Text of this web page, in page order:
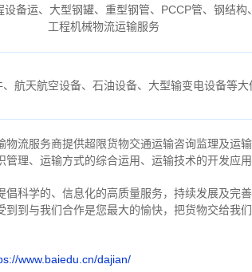
备运、大型钢罐、重型钢管、PCCP管、钢结
工程机械物流运输服务
航天航空设备、石油设备、大型输变电设备等大
流服务商提供超限货物交通运输咨询监理及运
理、运输方式的综合运用、运输技术的开发应
科学的、信息化的高质量服务，持续发展及完
到到与我们合作是您最大的愉快，把货物交给我们
www.baiedu.cn/dajian/